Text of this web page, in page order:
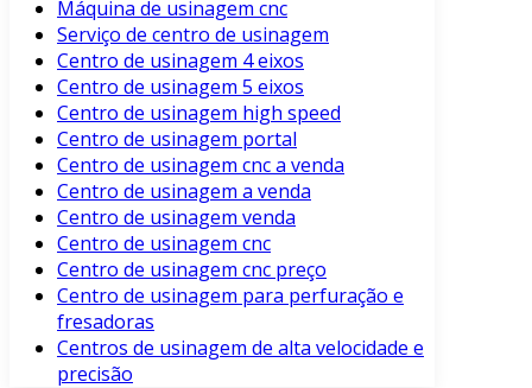
Máquina de usinagem cnc
Serviço de centro de usinagem
Centro de usinagem 4 eixos
Centro de usinagem 5 eixos
Centro de usinagem high speed
Centro de usinagem portal
Centro de usinagem cnc a venda
Centro de usinagem a venda
Centro de usinagem venda
Centro de usinagem cnc
Centro de usinagem cnc preço
Centro de usinagem para perfuração e
fresadoras
Centros de usinagem de alta velocidade e
precisão